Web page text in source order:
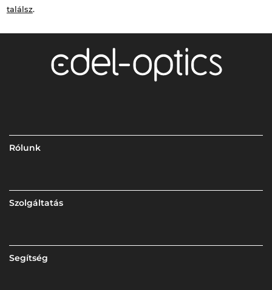
találsz.
Rólunk
Szolgáltatás
Segítség